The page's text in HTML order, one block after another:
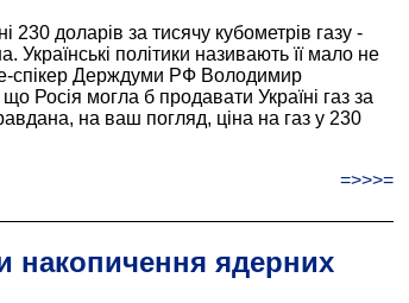
230 доларів за тисячу кубометрів газу -
Українські політики називають її мало не
спікер Держдуми РФ Володимир
Росія могла б продавати Україні газ за
на ваш погляд, ціна на газ у 230
=>>>=
накопичення ядерних